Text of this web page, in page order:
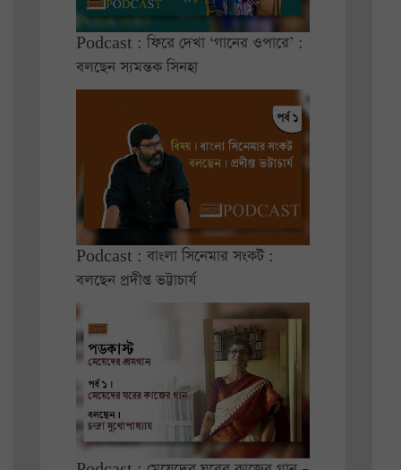
Podcast : ফিরে দেখা ‘গানের ওপারে’ :
বলছেন স্যমন্তক সিনহা
Podcast : বাংলা সিনেমার সংকট :
বলছেন প্রদীপ্ত ভট্টাচার্য